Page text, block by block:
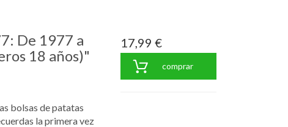
De 1977 a
18 años)"
bolsas de patatas
la primera vez
17,99 €
comprar